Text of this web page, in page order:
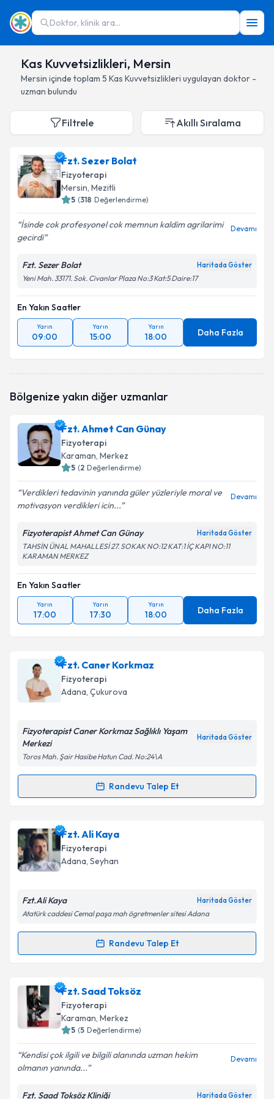
Doktor, klinik ara...
Kas Kuvvetsizlikleri, Mersin
Mersin içinde toplam 5 Kas Kuvvetsizlikleri uygulayan doktor -
uzman bulundu
Filtrele Akıllı Sıralama
Fzt. Sezer Bolat
Fizyoterapi
Mersin, Mezitli
5 (318 Değerlendirme)
İsinde cok profesyonel cok memnun kaldim agrilarimi
gecirdi
Devamı
Fzt. Sezer Bolat Haritada Göster
Yeni Mah. 33171. Sok. Civanlar Plaza No:3 Kat:5 Daire:17
En Yakın Saatler
Yarın
09:00
Yarın
15:00
Yarın
18:00 Daha Fazla
Bölgenize yakın diğer uzmanlar
Fzt. Ahmet Can Günay
Fizyoterapi
Karaman, Merkez
5 (2 Değerlendirme)
Verdikleri tedavinin yanında güler yüzleriyle moral ve
motivasyon verdikleri icin...
Devamı
Fizyoterapist Ahmet Can Günay Haritada Göster
TAHSİN ÜNAL MAHALLESİ 27. SOKAK NO:12 KAT:1 İÇ KAPI NO:11
KARAMAN MERKEZ
En Yakın Saatler
Yarın
17:00
Yarın
17:30
Yarın
18:00 Daha Fazla
Fzt. Caner Korkmaz
Fizyoterapi
Adana, Çukurova
Fizyoterapist Caner Korkmaz Sağlıklı Yaşam
Merkezi
Haritada Göster
Toros Mah. Şair Hasibe Hatun Cad. No:24\A
Randevu Talep Et
Randevu Takvimi Talebi
Fzt. Caner Korkmaz
oluşturun. Size bu uzmandan randevu almanız için bir
takvim hazırlandığında e-posta ile bilgilendireceğiz.
Kişisel verilerimin işlenmesine ilişkin
Metni'ni okudum ve kişisel verilerimin belirtilen
Takvim Talebini Gönder
Fzt. Ali Kaya
Fizyoterapi
Adana, Seyhan
Fzt.Ali Kaya Haritada Göster
Atatürk caddesi Cemal paşa mah ögretmenler sitesi Adana
Randevu Talep Et
Randevu Takvimi Talebi
Fzt. Ali Kayaiçin randevu takvimi talebi oluşturun.
Size bu uzmandan randevu almanız için bir takvim
hazırlandığında e-posta ile bilgilendireceğiz.
Fzt. Saad Toksöz
Fizyoterapi
Karaman, Merkez
5 (5 Değerlendirme)
Kendisi çok ilgili ve bilgili alanında uzman hekim
olmanın yanında...
Devamı
Fzt. Saad Toksöz Kliniği Haritada Göster